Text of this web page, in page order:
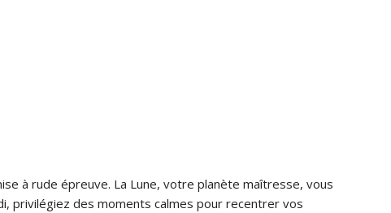
à rude épreuve. La Lune, votre planète maîtresse, vous
privilégiez des moments calmes pour recentrer vos